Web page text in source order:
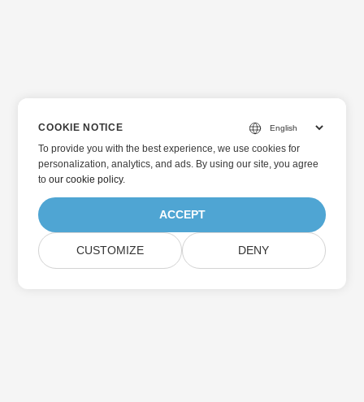
COOKIE NOTICE
To provide you with the best experience, we use cookies for
personalization, analytics, and ads. By using our site, you agree
toour cookie policy.
ACCEPT
CUSTOMIZE DENY